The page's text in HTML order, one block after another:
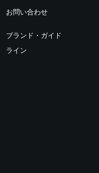
お問い合わせ
ブランド・ガイド
ライン